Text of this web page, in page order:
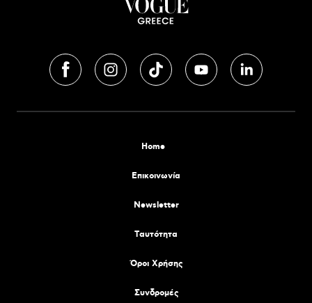
Home
Επικοινωνία
Newsletter
Tαυτότητα
Όροι Χρήσης
Συνδρομές